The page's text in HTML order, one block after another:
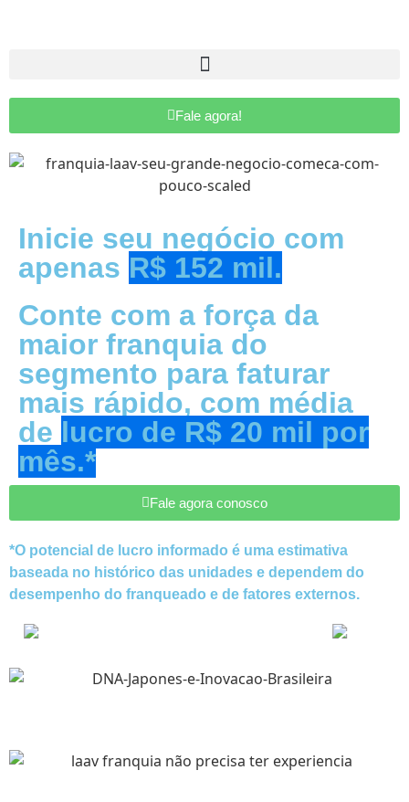
Fale agora!
Inicie seu negócio com
apenas R$ 152 mil.
Conte com a força da
maior franquia do
segmento para faturar
mais rápido, com média
de lucro de R$ 20 mil por
mês.*
Fale agora conosco
*O potencial de lucro informado é uma estimativa
baseada no histórico das unidades e dependem do
desempenho do franqueado e de fatores externos.